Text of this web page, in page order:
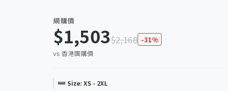
網購價
$1,503$2,168 -31%
vs 香港團購價
Size: XS - 2XL